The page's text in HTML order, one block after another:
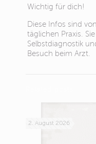
Wichtig für dich!
Diese Infos sind
täglichen Praxis.
Selbstdiagnostik
Besuch beim Arzt.
2. August 2026